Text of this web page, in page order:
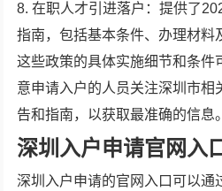
8. 在职人才引进落户：提供了
指南，包括基本条件、办理材料
这些政策的具体实施细节和条件
意申请入户的人员关注深圳市相
告和指南，以获取最准确的信息。
深圳入户申请官网入
深圳入户申请的官网入口可以通